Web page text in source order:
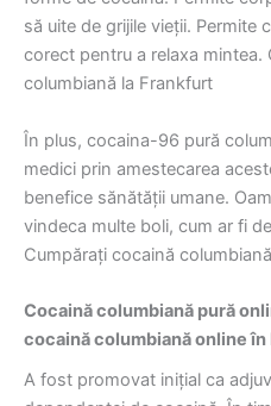
să uite de grijile vieții. Permite
corect pentru a relaxa mintea.
columbiană la Frankfurt
În plus, cocaina-96 pură
medici prin amestecarea
benefice sănătății umane.
vindeca multe boli, cum ar fi
Cumpărați cocaină
Cocaină columbiană pură
cocaină columbiană online
A fost promovat inițial ca